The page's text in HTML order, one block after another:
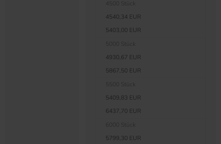
4540,34 EUR
5403,00 EUR
4930,67 EUR
5867,50 EUR
5409,83 EUR
6437,70 EUR
5799,30 EUR